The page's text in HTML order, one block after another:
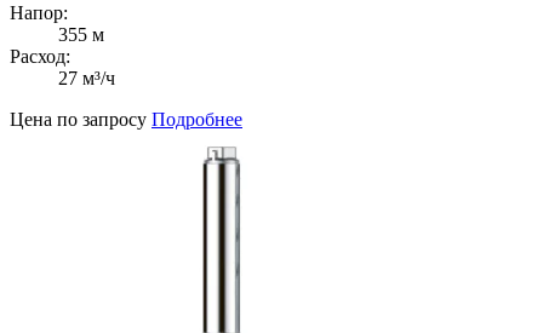
Напор:
355 м
Расход:
27 м³/ч
Цена по запросу Подробнее